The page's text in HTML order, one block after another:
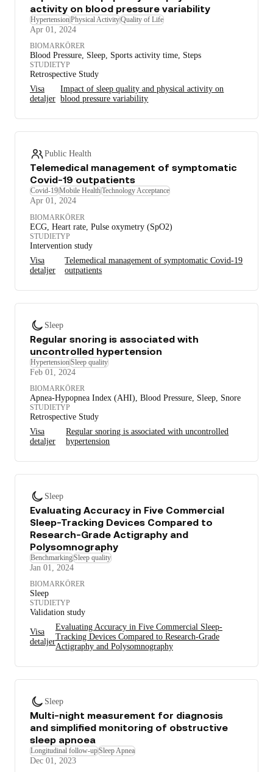
activity on blood pressure variability
HypertensionPhysical ActivityQuality of Life
Apr 01, 2024
BIOMARKÖRER
Blood Pressure, Sleep, Sports activity time, Steps
STUDIETYP
Retrospective Study
Visa
detaljer
Impact of sleep quality and physical activity on
blood pressure variability
Public Health
Telemedical management of symptomatic
Covid-19 outpatients
Covid-19Mobile HealthTechnology Acceptance
Apr 01, 2024
BIOMARKÖRER
ECG, Heart rate, Pulse oxymetry (SpO2)
STUDIETYP
Intervention study
Visa
detaljer
Telemedical management of symptomatic Covid-19
outpatients
Sleep
Regular snoring is associated with
uncontrolled hypertension
HypertensionSleep quality
Feb 01, 2024
BIOMARKÖRER
Apnea-Hypopnea Index (AHI), Blood Pressure, Sleep, Snore
STUDIETYP
Retrospective Study
Visa
detaljer
Regular snoring is associated with uncontrolled
hypertension
Sleep
Evaluating Accuracy in Five Commercial
Sleep-Tracking Devices Compared to
Research-Grade Actigraphy and
Polysomnography
BenchmarkingSleep quality
Jan 01, 2024
BIOMARKÖRER
Sleep
STUDIETYP
Validation study
Visa
detaljer
Evaluating Accuracy in Five Commercial Sleep-
Tracking Devices Compared to Research-Grade
Actigraphy and Polysomnography
Sleep
Multi-night measurement for diagnosis
and simplified monitoring of obstructive
sleep apnoea
Longitudinal follow-upSleep Apnea
Dec 01, 2023